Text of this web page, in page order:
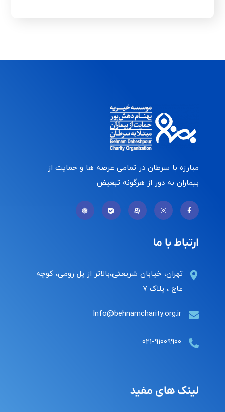
مبارزه با سرطان در تمامی عرصه ها و حمایت از
بیماران به دور از هرگونه تبعیض
ارتباط با ما
تهران، خیابان شریعتی،بالاتر از پل رومی، کوچه
عاج ، پلاک ۷
Info@behnamcharity.org.ir
۰۲۱-۹۱۰۰۹۹۰۰
لینک های مفید